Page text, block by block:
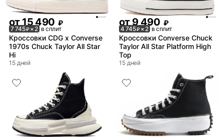
от15 490 ₽
7 745₽× 2 в сплит
Кроссовки CDG x Converse
1970s Chuck Taylor All Star
Hi
15 дней
от9 490 ₽
4 745₽× 2 в сплит
Кроссовки Converse Chuck
Taylor All Star Platform High
Top
15 дней